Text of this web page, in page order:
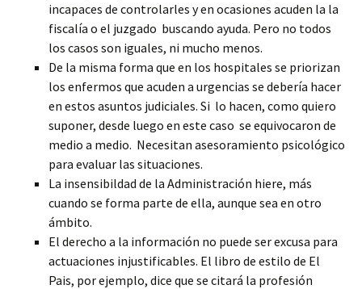
incapaces de controlarles y en ocasiones acuden la la
fiscalía o el juzgado buscando ayuda. Pero no todos
los casos son iguales, ni mucho menos.
De la misma forma que en los hospitales se priorizan
los enfermos que acuden a urgencias se debería hacer
en estos asuntos judiciales. Si lo hacen, como quiero
suponer, desde luego en este caso se equivocaron de
medio a medio. Necesitan asesoramiento psicológico
para evaluar las situaciones.
La insensibildad de la Administración hiere, más
cuando se forma parte de ella, aunque sea en otro
ámbito.
El derecho a la información no puede ser excusa para
actuaciones injustificables. El libro de estilo de El
Pais, por ejemplo, dice que se citará la profesión